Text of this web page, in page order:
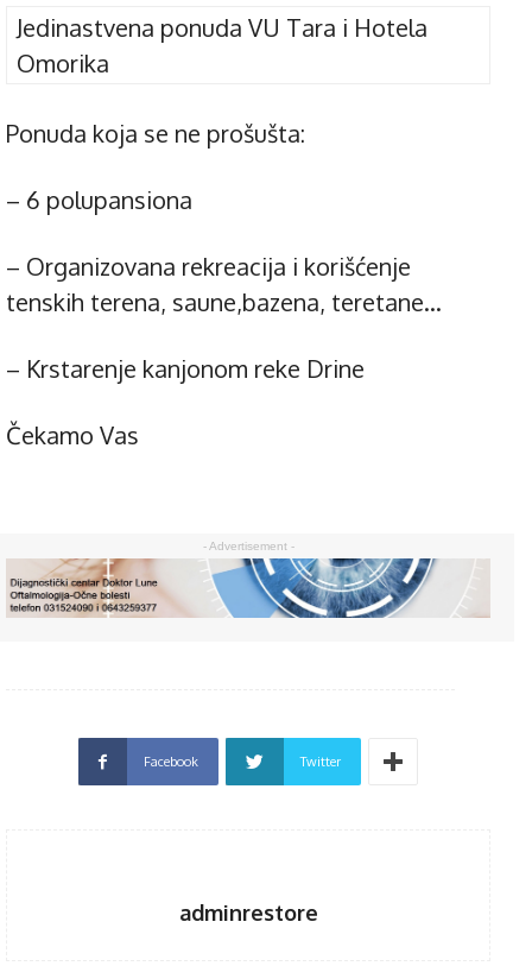
Jedinastvena ponuda VU Tara i Hotela
Omorika
Ponuda koja se ne prošušta:
– 6 polupansiona
– Organizovana rekreacija i korišćenje
tenskih terena, saune,bazena, teretane…
– Krstarenje kanjonom reke Drine
Čekamo Vas
- Advertisement -
Facebook Twitter
adminrestore